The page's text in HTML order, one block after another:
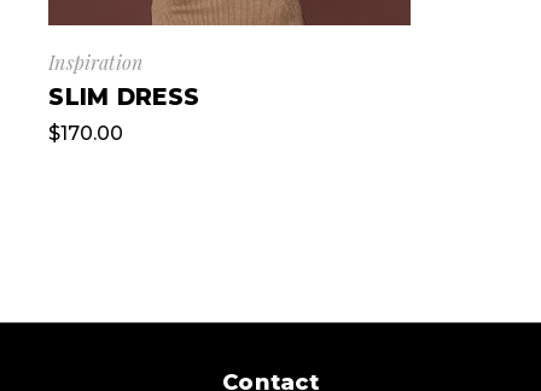
Inspiration
SLIM DRESS
$170.00
Contact